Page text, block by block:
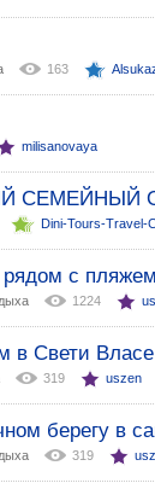
163
milisanovaya
СЕМЕЙНЫЙ
Dini-Tours-Travel-
рядом с пляжем
1224
в Свети Власе
319 uszen
берегу в
319